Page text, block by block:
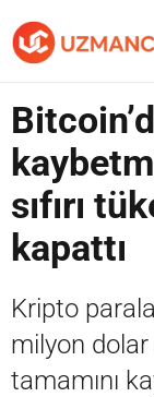
Soru Sor
sıfırı
kapattı
Kripto
milyon dolar
tamamını